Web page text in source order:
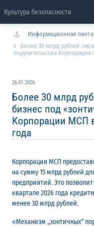
Культура безопасности
Информационная лента
Более 30 млрд рублей
поручительства
26.01.2026
Более 30 млрд
бизнес под
Корпорации МСП
года
Корпорация МСП
на сумму 15 млрд рублей
предприятий. Это
квартале 2026 года
менее 30 млрд рублей.
«Механизм „зонтичных“